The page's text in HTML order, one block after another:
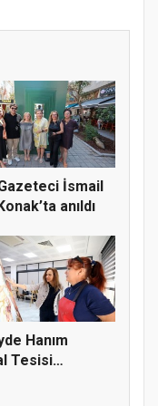
İsmail
anıldı
Hanım
Tesisi